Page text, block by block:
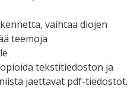
vaihtaa diojen
teemoja
tekstitiedoston ja
jaettavat pdf-tiedostot.